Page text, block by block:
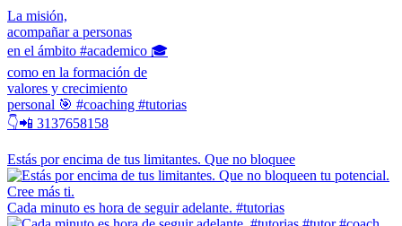
La misión,
acompañar a personas
en el ámbito #academico 🎓
como en la formación de
valores y crecimiento
personal 🎯 #coaching #tutorias
👇📲 3137658158
Estás por encima de tus limitantes. Que no bloquee
Cada minuto es hora de seguir adelante. #tutorias